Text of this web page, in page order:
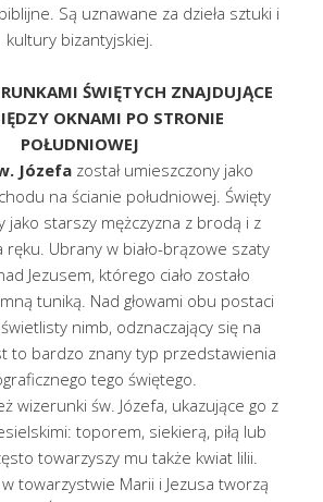
Są uznawane za dzieła sztuki i
kultury bizantyjskiej.
ŚWIĘTYCH ZNAJDUJĄCE
OKNAMI PO STRONIE
POŁUDNIOWEJ
Józefa został umieszczony jako
na ścianie południowej. Święty
jako starszy mężczyzna z brodą i z
ręku. Ubrany w biało-brązowe szaty
Jezusem, którego ciało zostało
tuniką. Nad głowami obu postaci
nimb, odznaczający się na
to bardzo znany typ przedstawienia
tego świętego.
wizerunki św. Józefa, ukazujące go z
toporem, siekierą, piłą lub
towarzyszy mu także kwiat lilii.
towarzystwie Marii i Jezusa tworzą